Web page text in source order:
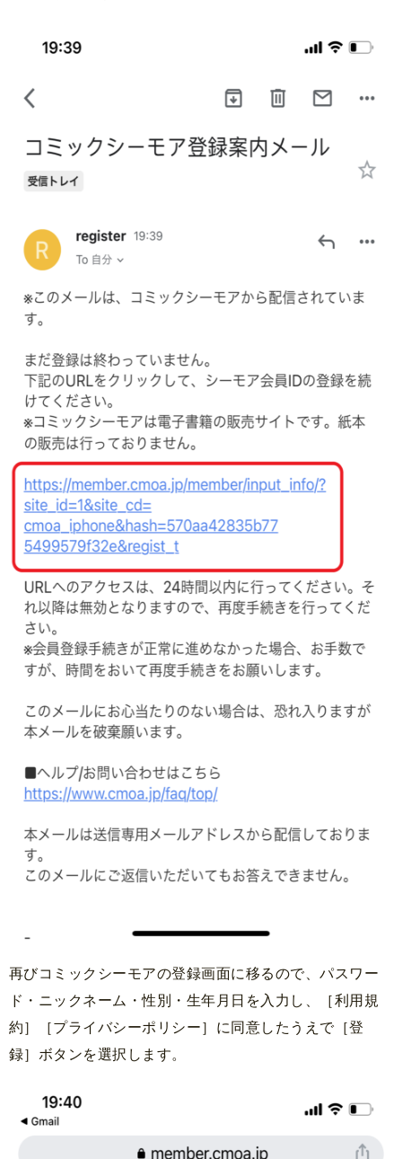
再びコミックシーモアの登録画面に移るので、パスワー
ド・ニックネーム・性別・生年月日を入力し、［利用規
約］［プライバシーポリシー］に同意したうえで［登
録］ボタンを選択します。